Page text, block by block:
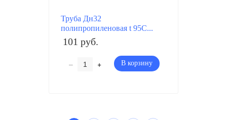
Труба Дн32
полипропиленовая t 95C...
101 руб.
– + В корзину